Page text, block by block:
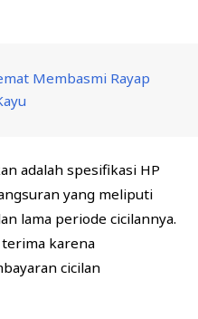
Membasmi Rayap
adalah spesifikasi HP
yang meliputi
lama periode cicilannya.
karena
cicilan